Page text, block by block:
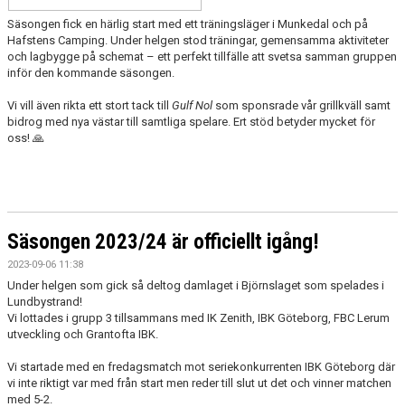
Säsongen fick en härlig start med ett träningsläger i Munkedal och på
Hafstens Camping. Under helgen stod träningar, gemensamma aktiviteter
och lagbygge på schemat – ett perfekt tillfälle att svetsa samman gruppen
inför den kommande säsongen.
Vi vill även rikta ett stort tack till Gulf Nol som sponsrade vår grillkväll samt
bidrog med nya västar till samtliga spelare. Ert stöd betyder mycket för
oss! 🙏
Säsongen 2023/24 är officiellt igång!
2023-09-06 11:38
Under helgen som gick så deltog damlaget i Björnslaget som spelades i
Lundbystrand!
Vi lottades i grupp 3 tillsammans med IK Zenith, IBK Göteborg, FBC Lerum
utveckling och Grantofta IBK.
Vi startade med en fredagsmatch mot seriekonkurrenten IBK Göteborg där
vi inte riktigt var med från start men reder till slut ut det och vinner matchen
med 5-2.